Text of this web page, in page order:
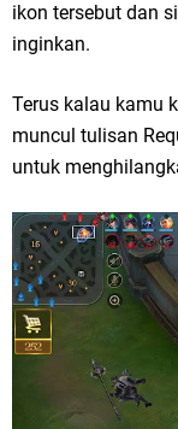
ikon tersebut dan
inginkan.
Terus kalau kamu
muncul tulisan
untuk